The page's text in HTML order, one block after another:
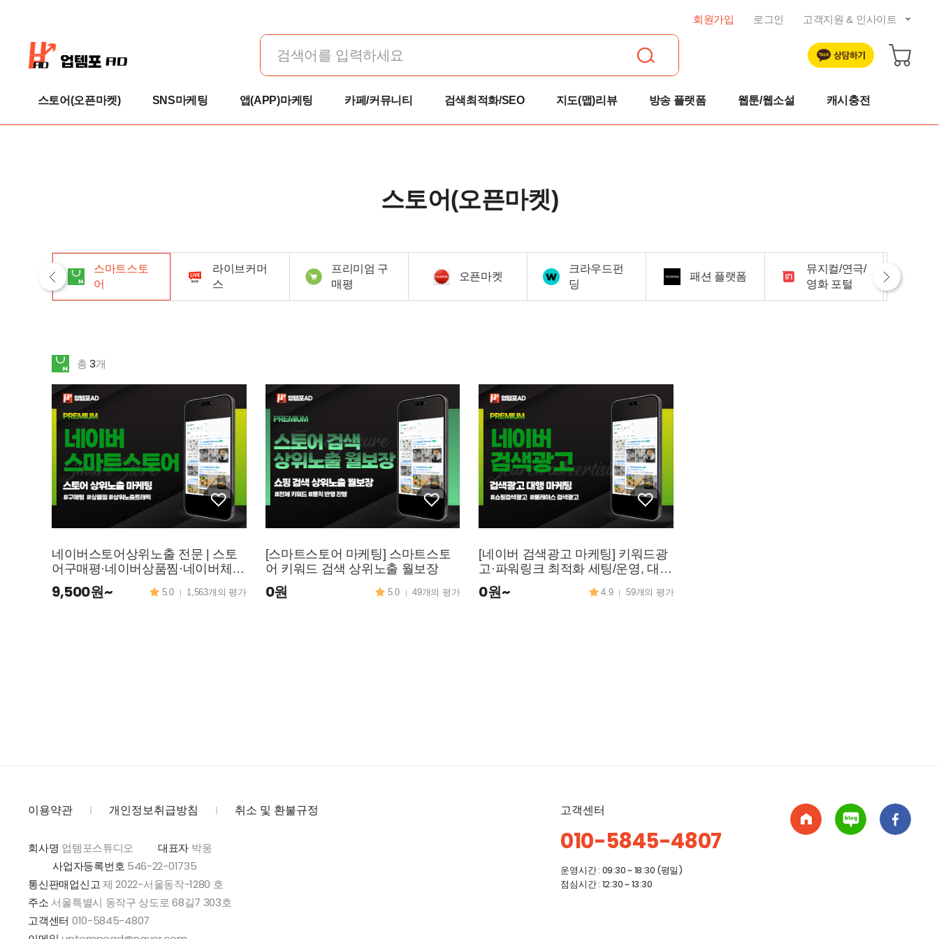
회원가입 로그인 고객지원 & 인사이트
공지사항
트렌드 리포트
자주묻는 질문
스토어(오픈마켓) SNS마케팅 앱(APP)마케팅 카페/커뮤니티 검색최적화/SEO 지도(맵)리뷰 방송 플랫폼 웹툰/웹소설 캐시충전
스토어(오픈마켓)
스마트스토
어
라이브커머
스
프리미엄 구
매평
오픈마켓
크라우드펀
딩
패션 플랫폼
뮤지컬/연극/
영화 포털
총3개
네이버스토어상위노출 전문 | 스토
어구매평·네이버상품찜·네이버체험
단 업템포AD
9,500원~ 5.0 1,563개의 평가
[스마트스토어 마케팅] 스마트스토
어 키워드 검색 상위노출 월보장
0원 5.0 49개의 평가
[네이버 검색광고 마케팅] 키워드광
고·파워링크 최적화 세팅/운영, 대
행, 실행
0원~ 4.9 59개의 평가
이용약관 개인정보취급방침 취소 및 환불규정
회사명 업템포스튜디오 대표자 박웅
사업자등록번호 546-22-01735
통신판매업신고제 2022-서울동작-1280 호
주소 서울특별시 동작구 상도로 68길7 303호
고객센터 010-5845-4807
고객센터
010-5845-4807
운영시간 : 09:30 ~ 18:30 (평일)
점심시간 : 12:30 ~ 13:30